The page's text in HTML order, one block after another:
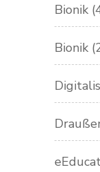
Bionik
Bionik